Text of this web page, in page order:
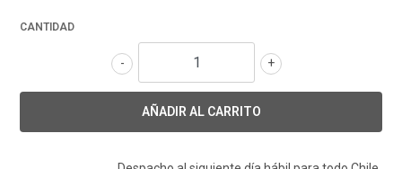
CANTIDAD
+
-